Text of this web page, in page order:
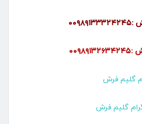
گلیم فرش
گلیم فرش